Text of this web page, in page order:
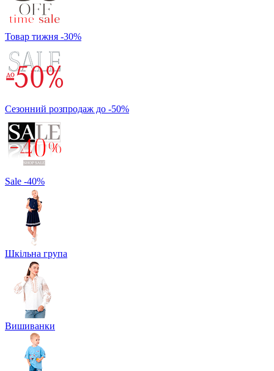
Товар тижня -30%
Сезонний розпродаж до -50%
Sale -40%
Шкільна група
Вишиванки